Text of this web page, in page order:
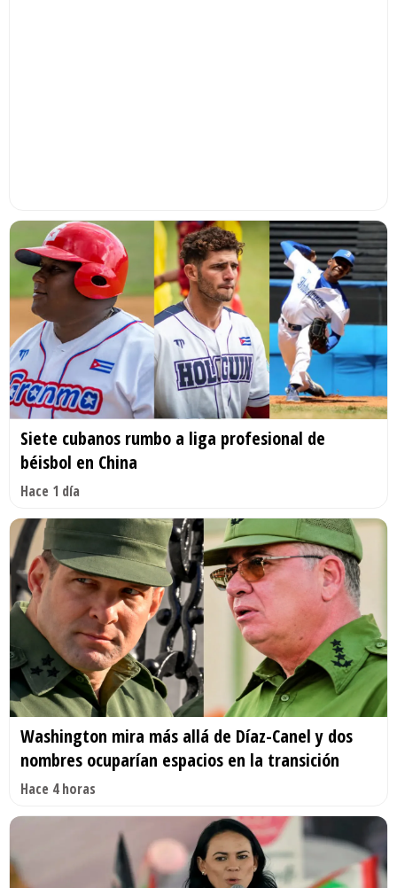
Siete cubanos rumbo a liga profesional de
béisbol en China
Hace 1 día
Washington mira más allá de Díaz-Canel y dos
nombres ocuparían espacios en la transición
Hace 4 horas